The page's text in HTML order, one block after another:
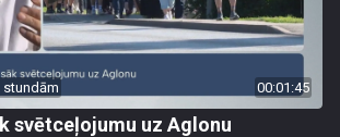
stundām 00:01:45
svētceļojumu uz Aglonu